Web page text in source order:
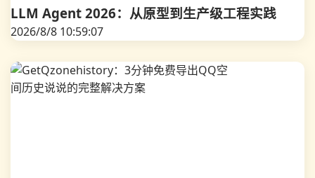
LLM Agent 2026：从原型到生产级工程实践
2026/8/8 10:59:07